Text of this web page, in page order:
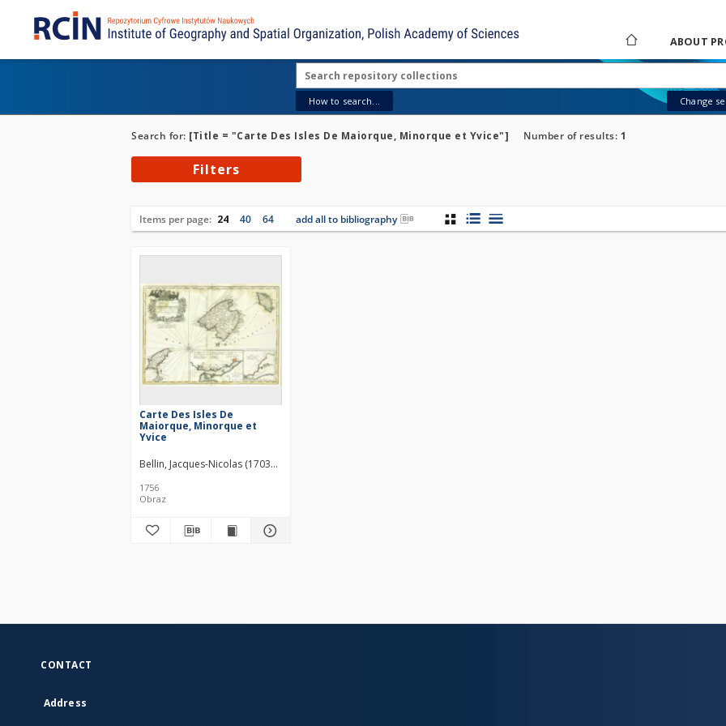
ABOUT
How to search... Change
Search for: [Title = "Carte Des Isles De Maiorque, Minorque et Yvice"] Number of results: 1
Filters
Items per page: 24 40 64 add all to bibliography
Carte Des Isles De
Maiorque, Minorque et
Yvice
Bellin, Jacques-Nicolas (1703–1772)
1756
Obraz
CONTACT
Address